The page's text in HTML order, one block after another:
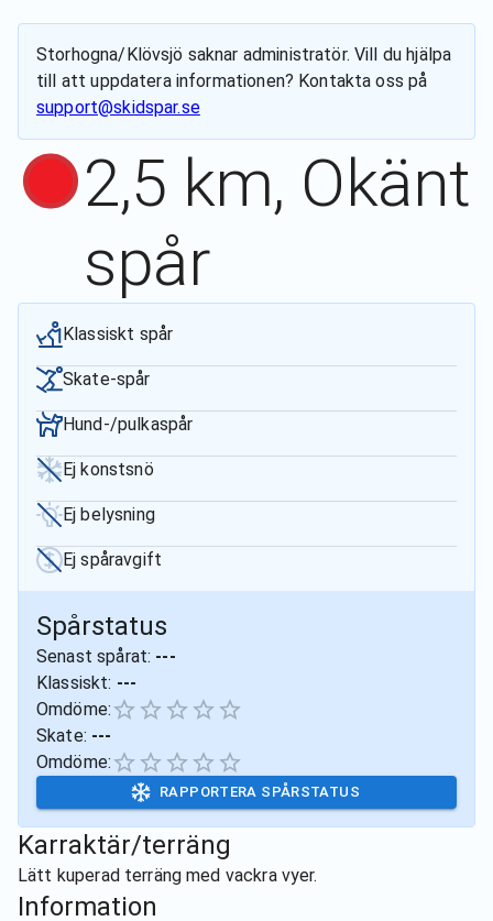
Storhogna/Klövsjö saknar administratör. Vill du hjälpa
till att uppdatera informationen? Kontakta oss på
support@skidspar.se
2,5 km, Okänt
spår
Klassiskt spår
Skate-spår
Hund-/pulkaspår
Ej konstsnö
Ej belysning
Ej spåravgift
Spårstatus
Senast spårat: ---
Klassiskt: ---
Omdöme:
Skate: ---
Omdöme:
RAPPORTERA SPÅRSTATUS
Karraktär/terräng
Lätt kuperad terräng med vackra vyer.
Information